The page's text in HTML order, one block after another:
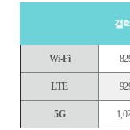
갤
Wi-Fi
LTE
5G